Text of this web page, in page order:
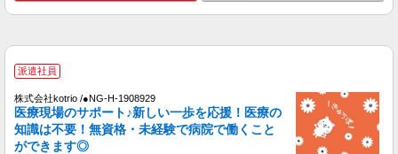
詳細を見る
派遣社員
株式会社kotrio /●NG-H-2031142
スタッフ募集！
時給2300円〜2875円 ＜日払い有/週払い有/交
通費全支給(ガソリン代含む)＞
派遣社員
株式会社kotrio /●NG-H-1908929
医療現場のサポート♪新しい一歩を応援！医療の
知識は不要！無資格・未経験で病院で働くこと
ができます◎